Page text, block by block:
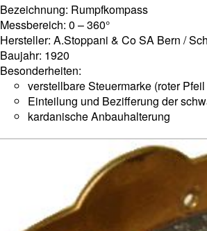
Bezeichnung: Rumpfkompass
Messbereich: 0 – 360°
Hersteller: A.Stoppani & Co SA Bern /
Baujahr: 1920
Besonderheiten:
verstellbare Steuermarke (roter
Einteilung und Bezifferung der
kardanische Anbauhalterung